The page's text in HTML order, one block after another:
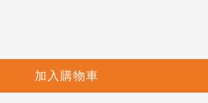
加入購物車